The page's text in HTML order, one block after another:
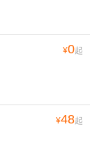
¥0起
¥48起